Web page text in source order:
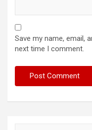
Save my name, email,
next time I comment.